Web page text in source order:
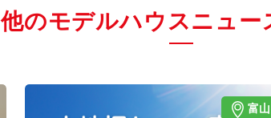
他のモデルハウスニュー
富